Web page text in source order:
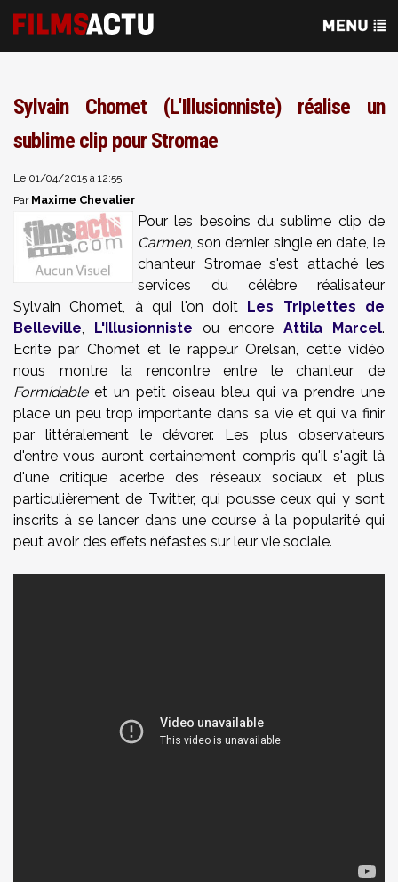
Sylvain Chomet (L'Illusionniste) réalise un
sublime clip pour Stromae
Le 01/04/2015 à 12:55
Par Maxime Chevalier
Pour les besoins du sublime clip de
Carmen, son dernier single en date, le
chanteur Stromae s'est attaché les
services du célèbre réalisateur
Sylvain Chomet, à qui l'on doit Les Triplettes de
Belleville, L'Illusionniste ou encoreAttila Marcel.
Ecrite par Chomet et le rappeur Orelsan, cette vidéo
nous montre la rencontre entre le chanteur de
Formidableet un petit oiseau bleu qui va prendre une
place un peu trop importante dans sa vie et qui va finir
par littéralement le dévorer. Les plus observateurs
d'entre vous auront certainement compris qu'il s'agit là
d'une critique acerbe des réseaux sociaux et plus
particulièrement de Twitter, qui pousse ceux qui y sont
inscrits à se lancer dans une course à la popularité qui
peut avoir des effets néfastes sur leur vie sociale.